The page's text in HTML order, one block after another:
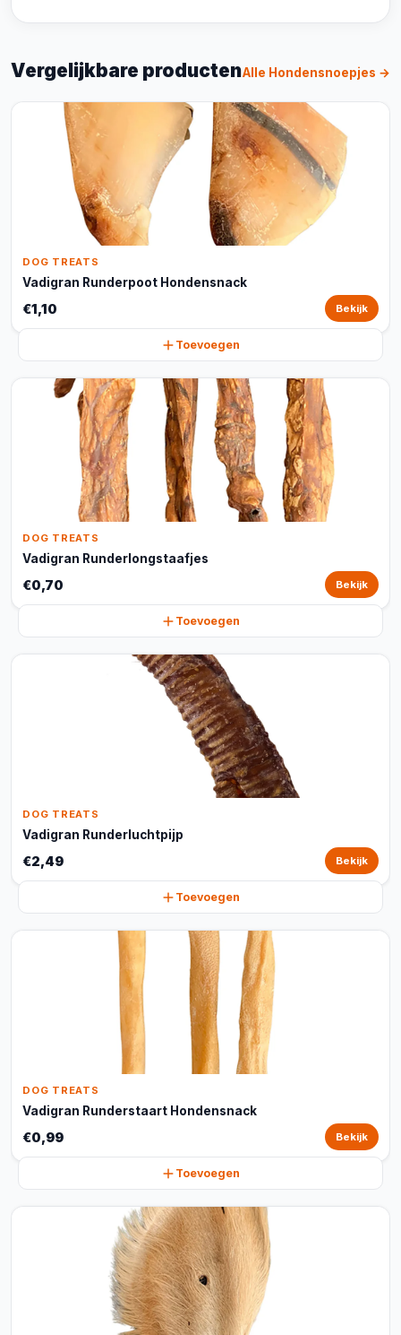
Vergelijkbare productenAlle Hondensnoepjes →
DOG TREATS
Vadigran Runderpoot Hondensnack
€1,10 Bekijk
Toevoegen
DOG TREATS
Vadigran Runderlongstaafjes
€0,70 Bekijk
Toevoegen
DOG TREATS
Vadigran Runderluchtpijp
€2,49 Bekijk
Toevoegen
DOG TREATS
Vadigran Runderstaart Hondensnack
€0,99 Bekijk
Toevoegen